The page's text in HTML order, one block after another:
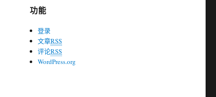
功能
登录
文章RSS
评论RSS
WordPress.org